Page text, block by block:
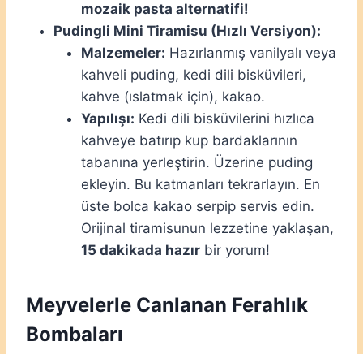
mozaik pasta alternatifi!
Pudingli Mini Tiramisu (Hızlı Versiyon):
Malzemeler: Hazırlanmış vanilyalı veya
kahveli puding, kedi dili bisküvileri,
kahve (ıslatmak için), kakao.
Yapılışı: Kedi dili bisküvilerini hızlıca
kahveye batırıp kup bardaklarının
tabanına yerleştirin. Üzerine puding
ekleyin. Bu katmanları tekrarlayın. En
üste bolca kakao serpip servis edin.
Orijinal tiramisunun lezzetine yaklaşan,
15 dakikada hazır bir yorum!
Meyvelerle Canlanan Ferahlık
Bombaları